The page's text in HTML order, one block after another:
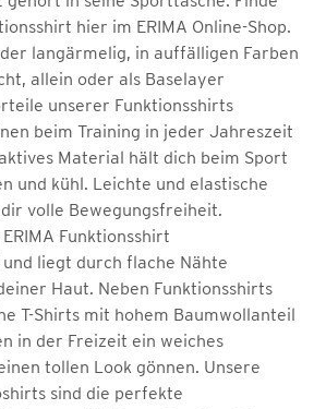
hier im ERIMA Online-Shop.
langärmelig, in auffälligen Farben
allein oder als Baselayer
unserer Funktionsshirts
beim Training in jeder Jahreszeit
Material hält dich beim Sport
und kühl. Leichte und elastische
volle Bewegungsfreiheit.
Funktionsshirt
liegt durch flache Nähte
Haut. Neben Funktionsshirts
T-Shirts mit hohem Baumwollanteil
in der Freizeit ein weiches
tollen Look gönnen. Unsere
sind die perfekte